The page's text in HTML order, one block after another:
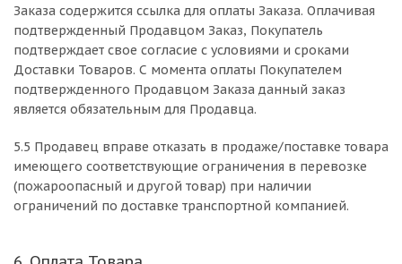
Заказа содержится ссылка для оплаты Заказа. Оплачивая
подтвержденный Продавцом Заказ, Покупатель
подтверждает свое согласие с условиями и сроками
Доставки Товаров. С момента оплаты Покупателем
подтвержденного Продавцом Заказа данный заказ
является обязательным для Продавца.
5.5 Продавец вправе отказать в продаже/поставке товара
имеющего соответствующие ограничения в перевозке
(пожароопасный и другой товар) при наличии
ограничений по доставке транспортной компанией.